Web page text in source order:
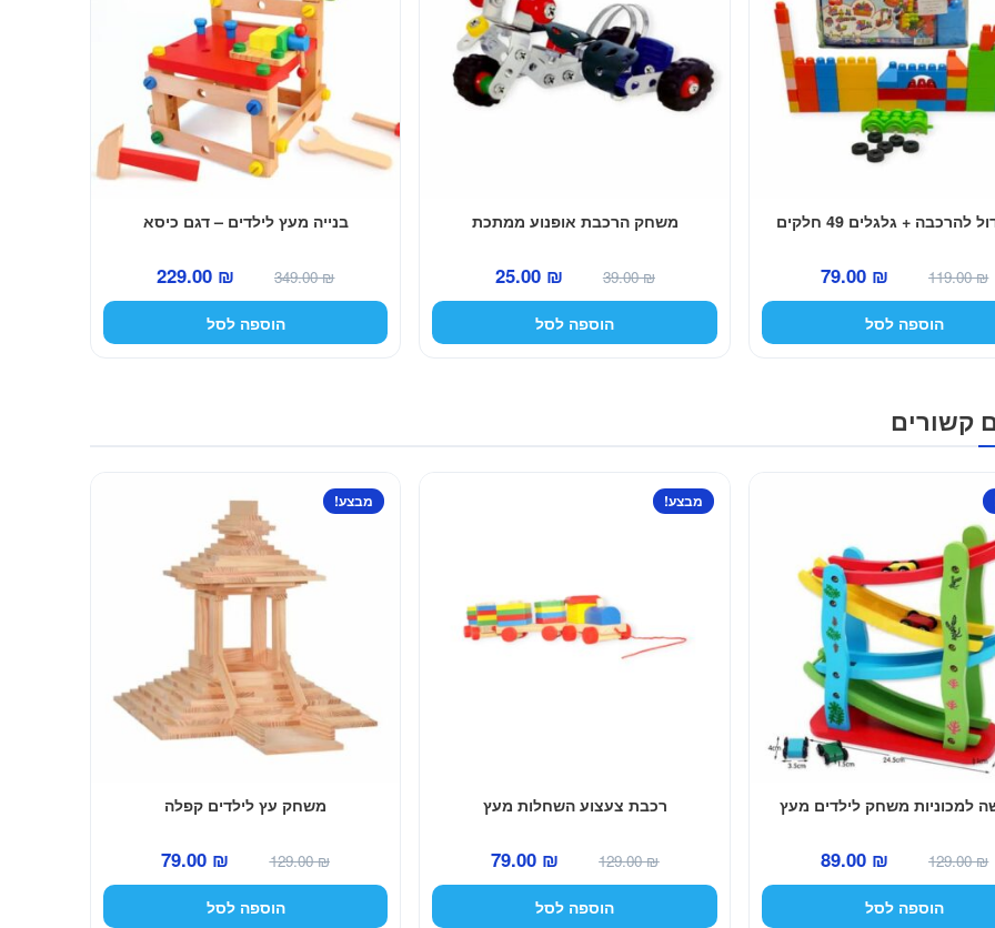
להרכבה + גלגלים 49 חלקים
119.00₪
המחיר
המקורי
היה:
79.00 ₪
המחיר
הנוכחי
הוספה לסל
משחק הרכבת אופנוע ממתכת
39.00₪
המחיר
המקורי
היה:
25.00 ₪
המחיר
הנוכחי
הוספה לסל
בנייה מעץ לילדים – דגם כיסא
349.00₪
המחיר
המקורי
היה:
229.00 ₪
המחיר
הנוכחי
הוספה לסל
קשורים
למכוניות משחק לילדים מעץ
129.00₪
המחיר
המקורי
היה:
89.00 ₪
המחיר
הנוכחי
הוספה לסל
רכבת צעצוע השחלות מעץ
מבצע!
129.00₪
המחיר
המקורי
היה:
79.00 ₪
המחיר
הנוכחי
הוספה לסל
משחק עץ לילדים קפלה
מבצע!
129.00₪
המחיר
המקורי
היה:
79.00 ₪
המחיר
הנוכחי
הוספה לסל